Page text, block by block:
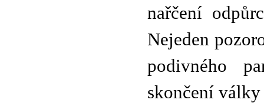
nařčení
Nejeden
podivného
skončení